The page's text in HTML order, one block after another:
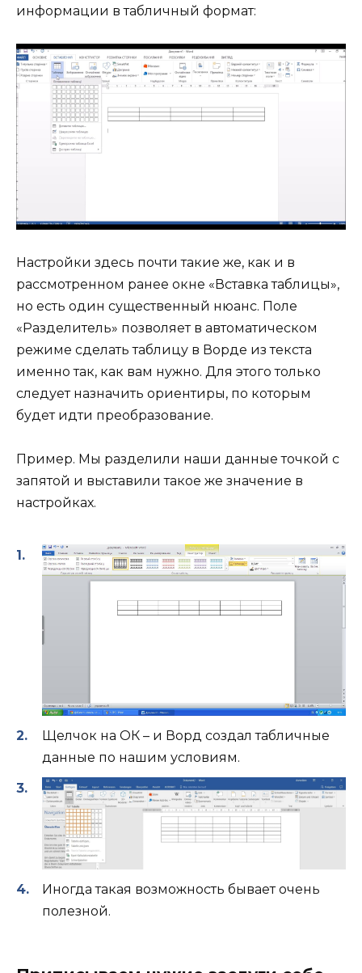
информации в табличный формат:
Настройки здесь почти такие же, как и в
рассмотренном ранее окне «Вставка таблицы»,
но есть один существенный нюанс. Поле
«Разделитель» позволяет в автоматическом
режиме сделать таблицу в Ворде из текста
именно так, как вам нужно. Для этого только
следует назначить ориентиры, по которым
будет идти преобразование.
Пример. Мы разделили наши данные точкой с
запятой и выставили такое же значение в
настройках.
Щелчок на ОК – и Ворд создал табличные
данные по нашим условиям.
Иногда такая возможность бывает очень
полезной.